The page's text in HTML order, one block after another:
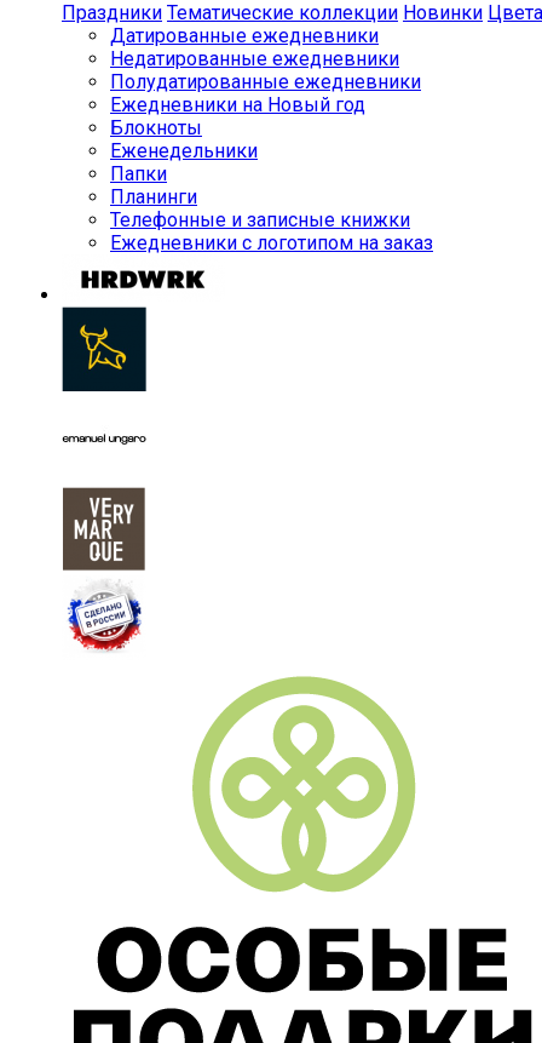
Праздники Тематические коллекции Новинки Цвета
Датированные ежедневники
Недатированные ежедневники
Полудатированные ежедневники
Ежедневники на Новый год
Блокноты
Еженедельники
Папки
Планинги
Телефонные и записные книжки
Ежедневники с логотипом на заказ